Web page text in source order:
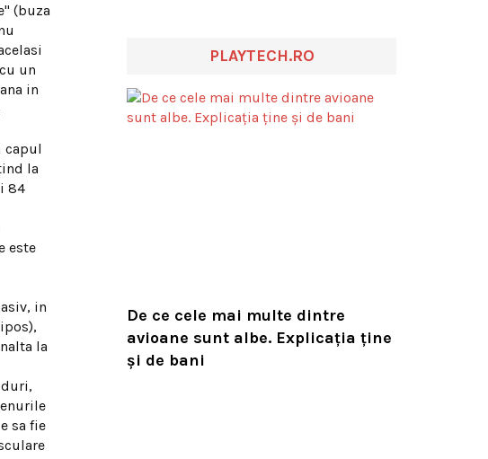
(buza
un
in
capul
la
84
este
in
la
sa fie
PLAYTECH.RO
De ce cele mai multe dintre
avioane sunt albe. Explicația ține
și de bani